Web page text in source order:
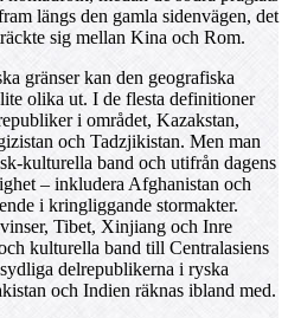
längs den gamla sidenvägen, det
sig mellan Kina och Rom.
gränser kan den geografiska
olika ut. I de flesta definitioner
i området, Kazakstan,
och Tadzjikistan. Men man
kulturella band och utifrån dagens
– inkludera Afghanistan och
i kringliggande stormakter.
Tibet, Xinjiang och Inre
kulturella band till Centralasiens
delrepublikerna i ryska
och Indien räknas ibland med.